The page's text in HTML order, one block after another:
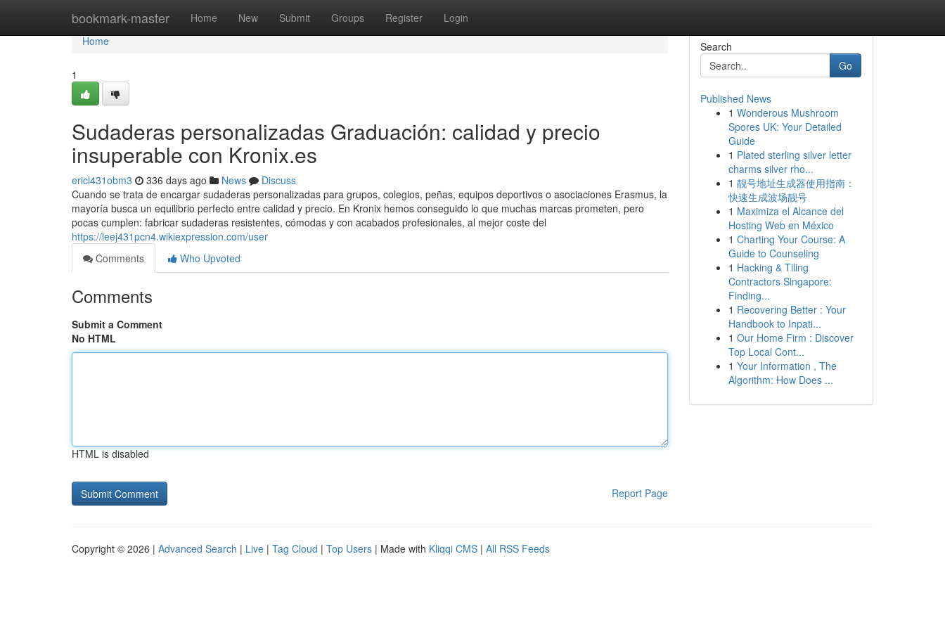
bookmark-master Home New Submit Groups Register Login
Home
Home
1
Sudaderas personalizadas Graduación: calidad y precio
insuperable con Kronix.es
ericl431obm3 336 days ago News
Discuss
Cuando se trata de encargar sudaderas personalizadas para grupos, colegios, peñas, equipos deportivos o asociaciones Erasmus, la
mayoría busca un equilibrio perfecto entre calidad y precio. En Kronix hemos conseguido lo que muchas marcas prometen, pero
pocas cumplen: fabricar sudaderas resistentes, cómodas y con acabados profesionales, al mejor coste del
https://leej431pcn4.wikiexpression.com/user
Comments
Who Upvoted
Comments
Submit a Comment
No HTML
HTML is disabled
Report Page
Search
Go
Published News
1 Wonderous Mushroom
Spores UK: Your Detailed
Guide
1 Plated sterling silver letter
charms silver rho...
1 靓号地址生成器使用指南：
快速生成波场靓号
1 Maximiza el Alcance del
Hosting Web en México
1 Charting Your Course: A
Guide to Counseling
1 Hacking & Tiling
Contractors Singapore:
Finding...
1 Recovering Better : Your
Handbook to Inpati...
1 Our Home Firm : Discover
Top Local Cont...
1 Your Information , The
Algorithm: How Does ...
Copyright © 2026 | Advanced Search | Live | Tag Cloud | Top Users | Made with Kliqqi CMS | All RSS Feeds